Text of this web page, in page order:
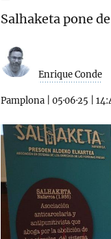
Salhaketa pone
Enrique Conde
Pamplona 05·06·25